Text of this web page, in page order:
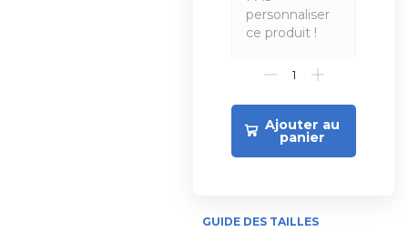
personnaliser
ce produit !
Ajouter au
panier
GUIDE DES TAILLES